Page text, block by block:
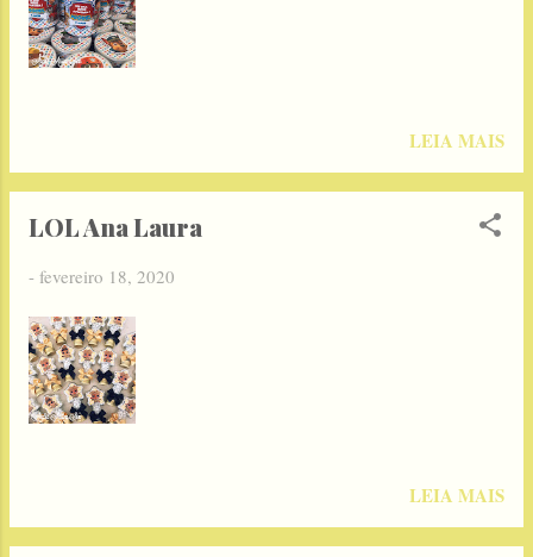
LEIA MAIS
LOL Ana Laura
- fevereiro 18, 2020
LEIA MAIS